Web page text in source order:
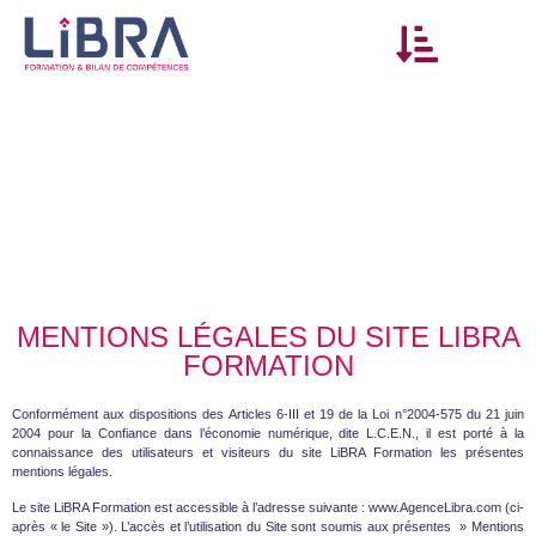
MENTIONS LÉGALES DU SITE LIBRA
FORMATION
Conformément aux dispositions des Articles 6-III et 19 de la Loi n°2004-575 du 21 juin
2004 pour la Confiance dans l’économie numérique, dite L.C.E.N., il est porté à la
connaissance des utilisateurs et visiteurs du site LiBRA Formation les présentes
mentions légales.
Le site LiBRA Formation est accessible à l’adresse suivante : www.AgenceLibra.com (ci-
après « le Site »). L’accès et l’utilisation du Site sont soumis aux présentes » Mentions